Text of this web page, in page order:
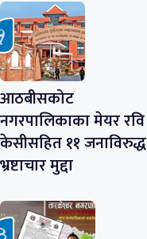
आठबीसकोट
नगरपालिकाका मेयर रवि
केसीसहित ११ जनाविरुद्ध
भ्रष्टाचार मुद्दा